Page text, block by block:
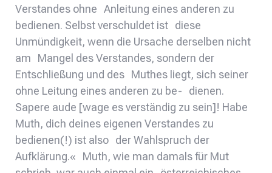
Verstandes ohne Anleitung eines anderen zu
bedienen. Selbst verschuldet ist diese
Unmündigkeit, wenn die Ursache derselben nicht
am Mangel des Verstandes, sondern der
Entschließung und des Muthes liegt, sich seiner
ohne Leitung eines anderen zu be- dienen.
Sapere aude [wage es verständig zu sein]! Habe
Muth, dich deines eigenen Verstandes zu
bedienen(!) ist also der Wahlspruch der
Aufklärung.« Muth, wie man damals für Mut